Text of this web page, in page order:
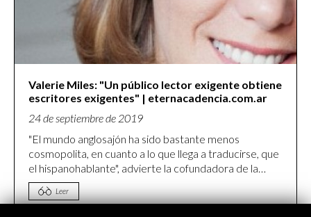
Valerie Miles: "Un público lector exigente obtiene
escritores exigentes" | eternacadencia.com.ar
24 de septiembre de 2019
"El mundo anglosajón ha sido bastante menos
cosmopolita, en cuanto a lo que llega a traducirse, que
el hispanohablante", advierte la cofundadora de la
revista Granta en español, invitada al Filba.
Leer